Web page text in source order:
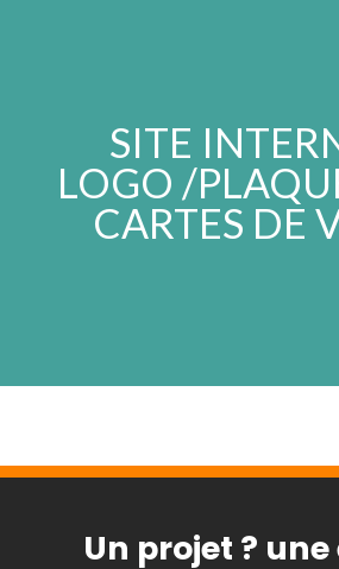
SITE
LOGO /
CARTES DE
Un projet ? une